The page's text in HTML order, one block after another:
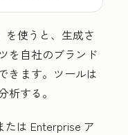
を使うと、生成さ
を自社のブランド
きます。ツールは
析する。
たは Enterprise ア